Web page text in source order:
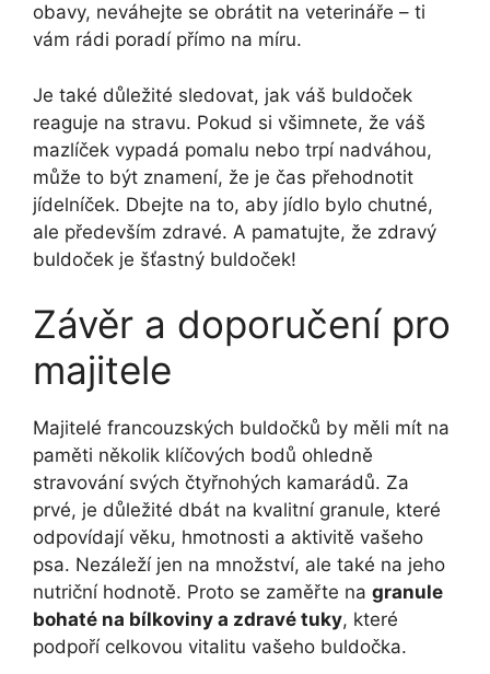
obavy, neváhejte se obrátit na veterináře – ti
vám rádi poradí přímo na míru.
Je také důležité sledovat, jak váš buldoček
reaguje na stravu. Pokud si všimnete, že váš
mazlíček vypadá pomalu nebo trpí nadváhou,
může to být znamení, že je čas přehodnotit
jídelníček. Dbejte na to, aby jídlo bylo chutné,
ale především zdravé. A pamatujte, že zdravý
buldoček je šťastný buldoček!
Závěr a doporučení pro
majitele
Majitelé francouzských buldočků by měli mít na
paměti několik klíčových bodů ohledně
stravování svých čtyřnohých kamarádů. Za
prvé, je důležité dbát na kvalitní granule, které
odpovídají věku, hmotnosti a aktivitě vašeho
psa. Nezáleží jen na množství, ale také na jeho
nutriční hodnotě. Proto se zaměřte na granule
bohaté na bílkoviny a zdravé tuky, které
podpoří celkovou vitalitu vašeho buldočka.